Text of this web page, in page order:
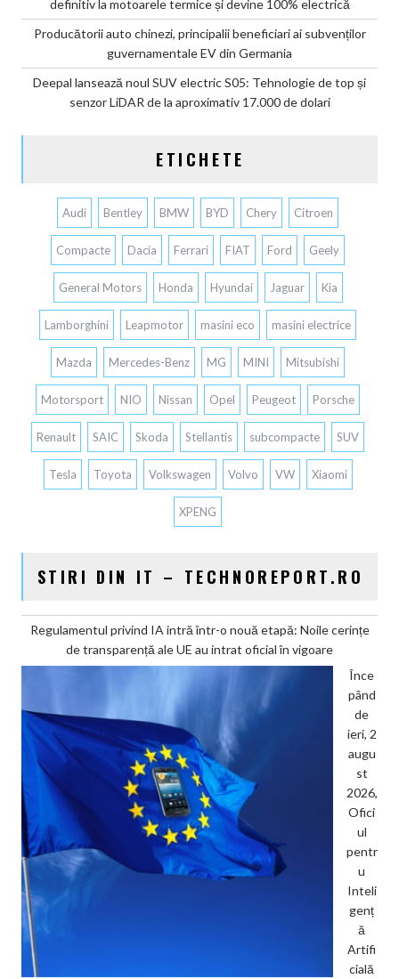
definitiv la motoarele termice și devine 100% electrică
Producătorii auto chinezi, principalii beneficiari ai subvenților
guvernamentale EV din Germania
Deepal lansează noul SUV electric S05: Tehnologie de top și
senzor LiDAR de la aproximativ 17.000 de dolari
ETICHETE
Audi Bentley BMW BYD Chery Citroen
Compacte Dacia Ferrari FIAT Ford Geely
General Motors Honda Hyundai Jaguar Kia
Lamborghini Leapmotor masini eco masini electrice
Mazda Mercedes-Benz MG MINI Mitsubishi
Motorsport NIO Nissan Opel Peugeot Porsche
Renault SAIC Skoda Stellantis subcompacte SUV
Tesla Toyota Volkswagen Volvo VW Xiaomi
XPENG
STIRI DIN IT – TECHNOREPORT.RO
Regulamentul privind IA intră într-o nouă etapă: Noile cerințe
de transparență ale UE au intrat oficial în vigoare
Înce
pând
de
ieri, 2
augu
st
2026,
Ofici
ul
pentr
u
Inteli
genț
ă
Artifi
cială